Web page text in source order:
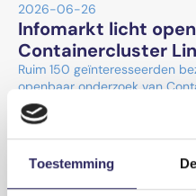
Toestemming
2026-06-26
Infomarkt licht
Containercluster
Ruim 150 geïnteresseerden
openbaar onderzoek van
Zij wonnen informatie in en
standpunten over het
Extra
Lees meer